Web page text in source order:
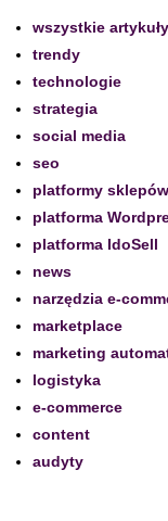
wszystkie artykuły
trendy
technologie
strategia
social media
seo
platformy sklepów
platforma
platforma IdoSell
news
narzędzia e-
marketplace
marketing
logistyka
e-commerce
content
audyty